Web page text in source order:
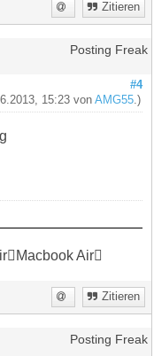
Zitieren
Posting Freak
#4
15:23 vonAMG55.)
Air
Zitieren
Posting Freak